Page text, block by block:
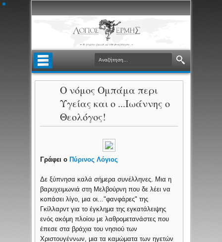
Ο νόμος Ομπάμα περι
Υγείας και ο ...Ιωάννης ο
Θεολόγος!
Γράφει ο Πύρινος Λόγιος
Δε ξύπνησα καλά σήμερα συνέλληνες. Μια η
βαρυχειμωνιά στη Μελβούρνη που δε λέει να
κοπάσει λίγο, μια οι..."φανφάρες" της
Γκίλλαρντ για το έγκλημα της εγκατάλειψης
ενός ακόμη πλοίου με λαθρομετανάστες που
έπεσε στα βράχια του νησιού των
Χριστουγέννων, μια τα καμώματα των ηγετών